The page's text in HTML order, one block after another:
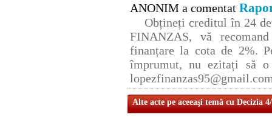
ANONIM a comentat
Obțineți creditul în 24
FINANZAS, vă
finanțare la cota de 2%.
împrumut, nu ezitați să
Alte acte pe aceeaşi temă cu Decizia